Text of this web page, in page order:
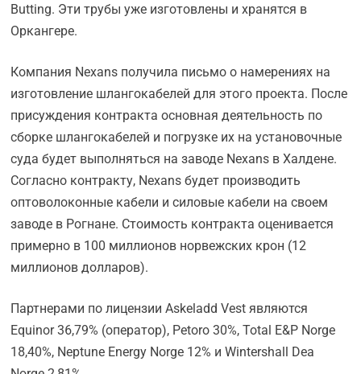
Butting. Эти трубы уже изготовлены и хранятся в
Оркангере.
Компания Nexans получила письмо о намерениях на
изготовление шлангокабелей для этого проекта. После
присуждения контракта основная деятельность по
сборке шлангокабелей и погрузке их на установочные
суда будет выполняться на заводе Nexans в Халдене.
Согласно контракту, Nexans будет производить
оптоволоконные кабели и силовые кабели на своем
заводе в Рогнане. Стоимость контракта оценивается
примерно в 100 миллионов норвежских крон (12
миллионов долларов).
Партнерами по лицензии Askeladd Vest являются
Equinor 36,79% (оператор), Petoro 30%, Total E&P Norge
18,40%, Neptune Energy Norge 12% и Wintershall Dea